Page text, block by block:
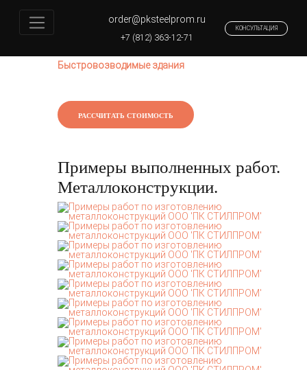
order@pksteelprom.ru
+7 (812) 363-12-71
КОНСУЛЬТАЦИЯ
Быстровозводимые здания
РАССЧИТАТЬ СТОИМОСТЬ
Примеры выполненных работ.
Металлоконструкции.